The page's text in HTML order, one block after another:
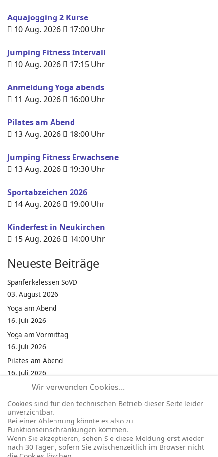
Aquajogging 2 Kurse
10 Aug. 2026
17:00 Uhr
Jumping Fitness Intervall
10 Aug. 2026
17:15 Uhr
Anmeldung Yoga abends
11 Aug. 2026
16:00 Uhr
Pilates am Abend
13 Aug. 2026
18:00 Uhr
Jumping Fitness Erwachsene
13 Aug. 2026
19:30 Uhr
Sportabzeichen 2026
14 Aug. 2026
19:00 Uhr
Kinderfest in Neukirchen
15 Aug. 2026
14:00 Uhr
Neueste Beiträge
Spanferkelessen SoVD
03. August 2026
Yoga am Abend
16. Juli 2026
Yoga am Vormittag
16. Juli 2026
Pilates am Abend
16. Juli 2026
Jumping Fitness Intervall
16. Juli 2026
Jumping Fitness Erwachsene
16. Juli 2026
Kinderfest in Neukirchen
16. Juli 2026
Wir verwenden Cookies...
Cookies sind für den technischen Betrieb dieser Seite leider
unverzichtbar.
Bei einer Ablehnung könnte es also zu
Funktionseinschränkungen kommen.
Wenn Sie akzeptieren, sehen Sie diese Meldung erst wieder
nach 30 Tagen, sofern Sie zwischenzeitlich im Browser nicht